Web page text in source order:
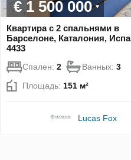
€ 1 500 000
Квартира с 2 спальнями в
Барселоне, Каталония,
4433
Спален: 2 Ванных: 3
Площадь: 151 м²
Lucas Fox